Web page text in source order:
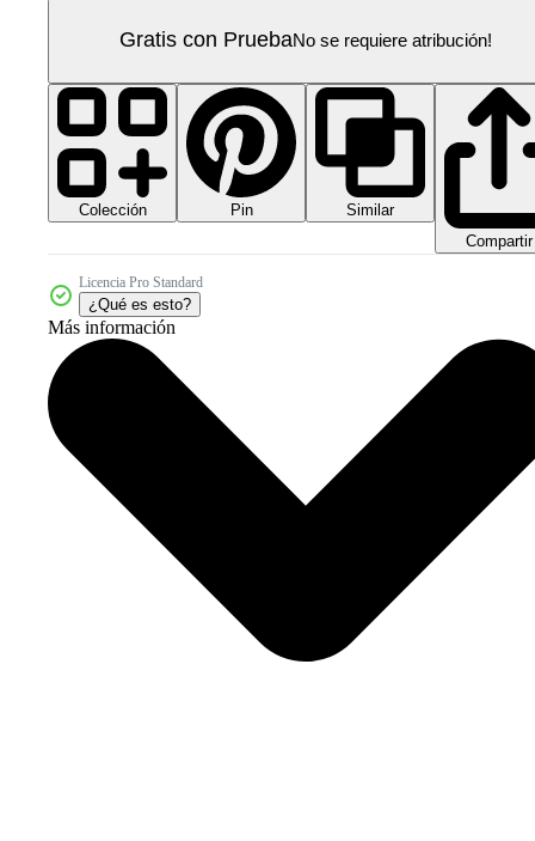
Gratis con PruebaNo se requiere atribución!
Colección Pin
Similar
Compartir
Licencia Pro Standard
¿Qué es esto?
Más información